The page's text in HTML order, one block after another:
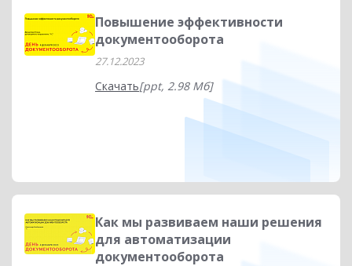
Повышение эффективности
документооборота
27.12.2023
Скачать[ppt, 2.98 Мб]
Как мы развиваем наши решения
для автоматизации
документооборота